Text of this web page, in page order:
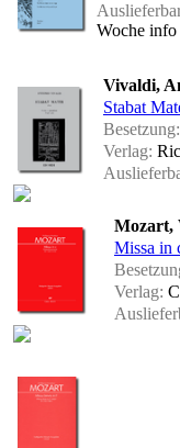
Woche info
Vivaldi,
Stabat
Besetzung:
Verlag:
Mozart,
Missa in
Verlag: